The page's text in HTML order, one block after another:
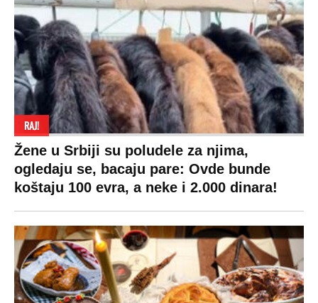
RAJ!
Žene u Srbiji su poludele za njima,
ogledaju se, bacaju pare: Ovde bunde
koštaju 100 evra, a neke i 2.000 dinara!